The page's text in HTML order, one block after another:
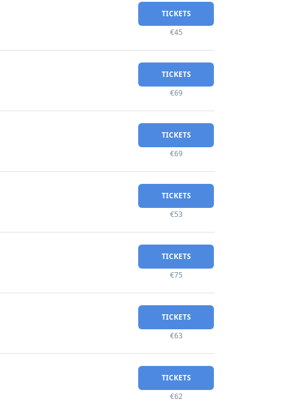
TICKETS
€45
TICKETS
€69
TICKETS
€69
TICKETS
€53
TICKETS
€75
TICKETS
€63
TICKETS
€62